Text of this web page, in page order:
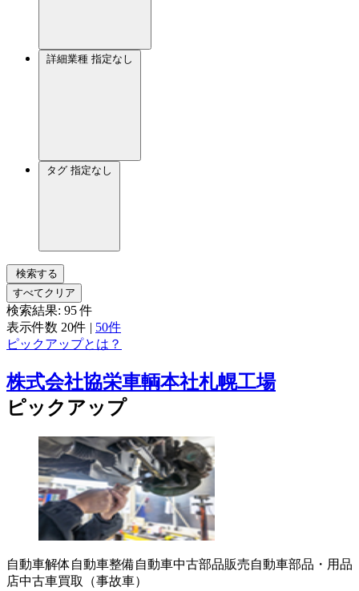
詳細業種 指定なし
タグ 指定なし
検索する
すべてクリア
検索結果: 95 件
表示件数 20件 | 50件
ピックアップとは？
株式会社協栄車輌本社札幌工場
ピックアップ
自動車解体自動車整備自動車中古部品販売自動車部品・用品
店中古車買取（事故車）